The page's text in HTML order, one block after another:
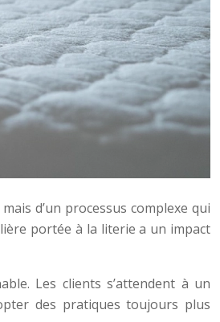
d’un processus complexe qui
portée à la literie a un impact
Les clients s’attendent à un
des pratiques toujours plus